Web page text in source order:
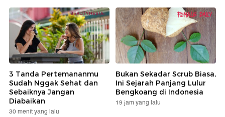
3 Tanda Pertemananmu
Sudah Nggak Sehat dan
Sebaiknya Jangan
Diabaikan
30 menit yang lalu
Bukan Sekadar Scrub Biasa,
Ini Sejarah Panjang Lulur
Bengkoang di Indonesia
19 jam yang lalu